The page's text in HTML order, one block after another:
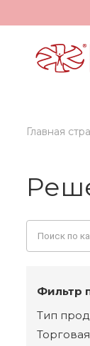
Главная
Фильтр
Тип